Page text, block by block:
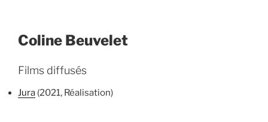
Coline Beuvelet
Films diffusés
Jura (2021, Réalisation)